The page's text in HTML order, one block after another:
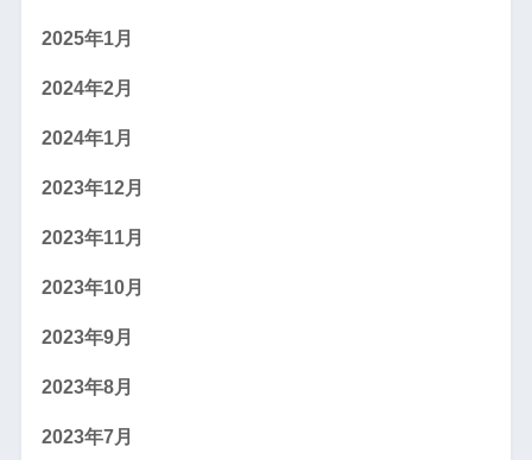
2025年1月
2024年2月
2024年1月
2023年12月
2023年11月
2023年10月
2023年9月
2023年8月
2023年7月